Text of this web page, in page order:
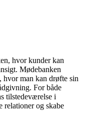
hvor kunder kan
Mødebanken
man kan drøfte sin
For både
tilstedeværelse i
relationer og skabe